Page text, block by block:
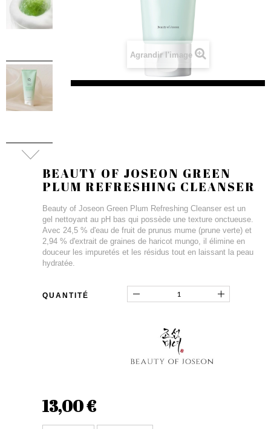
Agrandir l'image
BEAUTY OF JOSEON GREEN
PLUM REFRESHING CLEANSER
Beauty of Joseon Green Plum Refreshing Cleanser est un
gel nettoyant au pH bas qui possède une texture onctueuse.
Avec 24,5 % d'eau de fruit de prunus mume (prune verte) et
2,94 % d'extrait de graines de haricot mungo, il élimine en
douceur les impuretés et les résidus tout en laissant la peau
hydratée.
QUANTITÉ
13,00 €